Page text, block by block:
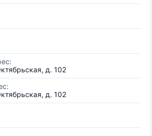
д. 102
д. 102